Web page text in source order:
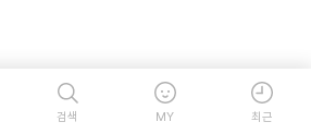
검색 MY 최근